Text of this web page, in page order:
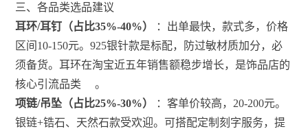
三、各品类选品建议
耳环/耳钉（占比35%-40%）
：出单最快，款式多，价格
区间10-150元。925银针款是标配，防过敏材质加分，必
须备货。耳环在淘宝近五年销售额稳步增长，是饰品店的
核心引流品类
。
项链/吊坠（占比25%-30%）
：客单价较高，20-200元。
银链+锆石、天然石款受欢迎。可搭配定制刻字服务，提